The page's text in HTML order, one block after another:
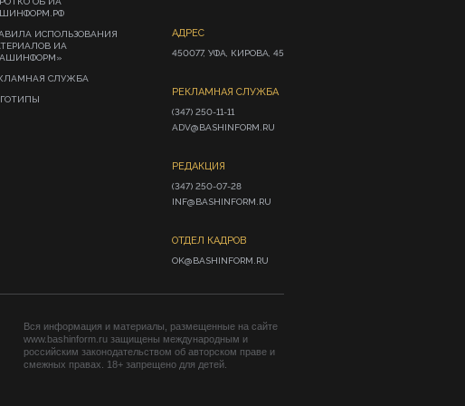
ИСПОЛЬЗОВАНИЯ
ИА
СЛУЖБА
АДРЕС
450077, УФА, КИРОВА, 45
РЕКЛАМНАЯ СЛУЖБА
(347) 250-11-11
ADV@BASHINFORM.RU
РЕДАКЦИЯ
(347) 250-07-28
INF@BASHINFORM.RU
ОТДЕЛ КАДРОВ
OK@BASHINFORM.RU
Вся информация и материалы, размещенные на сайте
www.bashinform.ru защищены международным и
российским законодательством об авторском праве и
смежных правах. 18+ запрещено для детей.